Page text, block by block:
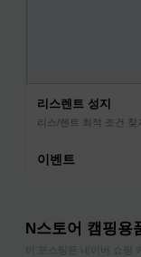
리스렌트 성지
리스/렌트 최적 조건 찾
이벤트
N스토어 캠핑용
이 포스팅은 네이버 쇼핑